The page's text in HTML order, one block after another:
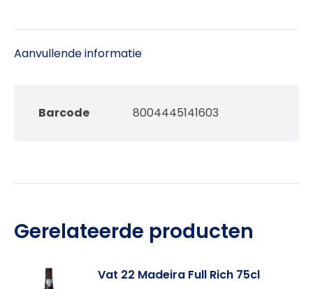
Aanvullende informatie
Barcode 8004445141603
Gerelateerde producten
Vat 22 Madeira Full Rich 75cl